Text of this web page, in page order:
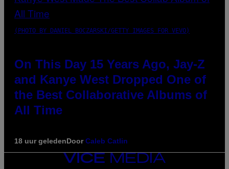
(PHOTO BY DANIEL BOCZARSKI/GETTY IMAGES FOR VEVO)
On This Day 15 Years Ago, Jay-Z
and Kanye West Dropped One of
the Best Collaborative Albums of
All Time
18 uur geledenDoorCaleb Catlin
VICE
MEDIA